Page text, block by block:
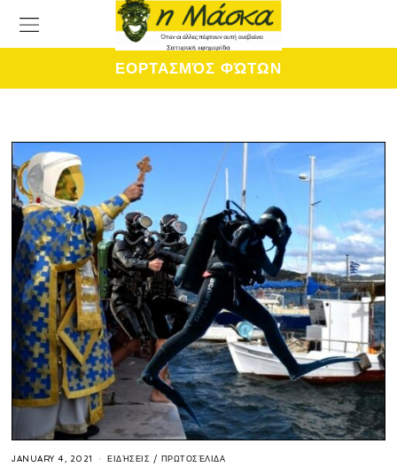
ΕΟΡΤΑΣΜΌΣ ΦΏΤΩΝ
JANUARY 4, 2021 ΕΙΔΉΣΕΙΣ / ΠΡΩΤΟΣΈΛΙΔΑ